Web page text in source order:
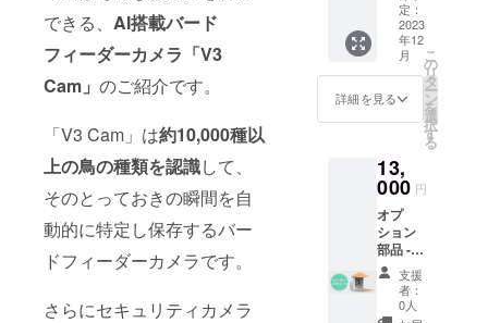
できる、 AI搭載バード
フィーダーカメラ「V3
Cam」 のご紹介です。
「V3 Cam」は約10,000種以
上の鳥の種類を認識して、
そのとっておきの瞬間を自
動的に特定し保存するバー
ドフィーダーカメラです。
さらにセキュリティカメラ
ピーカーと
か）、電気
製品（ヒー
ター、扇風
興味あるお
客様は是非
HPをご覧く
ださい。
https://spher
etekjapan.ho
ネルは
付属し
ません
※オプ
ション
部品の
みの販
売はご
せん。
必ず本
体を１
台以上
ご購入
の上、
こちら
のリ
ターン
定：
2023
年12
月
詳細を見る
こ
の
リ
タ
ー
ン
を
選
択
す
る
13,
000 円
オプ
ション
部品 -
バード
フィー
ダー×1
※ソー
支援
者：
0人